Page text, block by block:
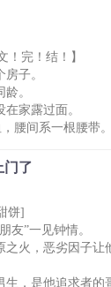
数个黑夜里祈祷
心中的应许之地
色诱，色诱不成……
！完！结！】
子。
。
家露过面。
腰间系一根腰带。
没说我合租对象
戏，杀对面杀得
幕调侃：颜值主
门了
饼]
友”一见钟情。
火，恶劣因子让
，是他追求者的